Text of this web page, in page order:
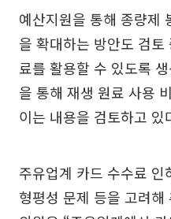
예산지원을 통해 종량제
을 확대하는 방안도 검
료를 활용할 수 있도록
을 통해 재생 원료 사용
이는 내용을 검토하고 있
주유업계 카드 수수료
형평성 문제 등을 고려